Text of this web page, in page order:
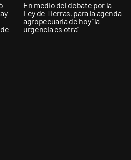
En medio del debate por la
Ley de Tierras, para la agenda
agropecuaria de hoy "la
urgencia es otra"